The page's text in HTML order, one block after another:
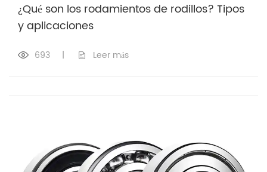
¿Qué son los rodamientos de rodillos? Tipos
y aplicaciones
693 | Leer más